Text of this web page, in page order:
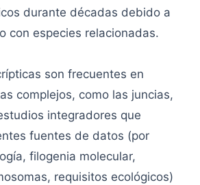
durante décadas debido a
con especies relacionadas.
son frecuentes en
complejos, como las juncias,
integradores que
fuentes de datos (por
filogenia molecular,
requisitos ecológicos)